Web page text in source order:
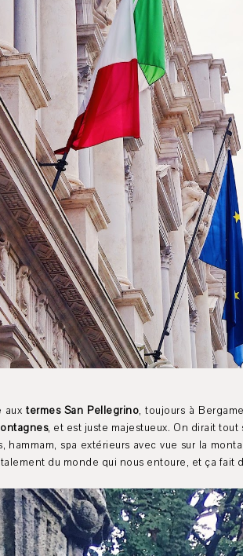
auxtermes San Pellegrino, toujours à
, et est juste majestueux. On dirait
hammam, spa extérieurs avec vue sur la
du monde qui nous entoure, et ça fait